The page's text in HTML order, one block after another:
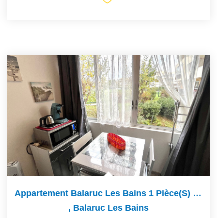
Appartement Balaruc Les Bains 1 Pièce(s) 19 M2
, Balaruc Les Bains